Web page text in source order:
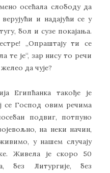
осећала слободу да
и надајући се у
бол и сузе покајања.
„Опраштају ти се
те је“, зар нису то речи
да чује?
Египћанка такође је
се Господ овим речима
подвиг, потпуно
на неки начин,
у нашем случају
Живела је скоро 50
без Литургије, без